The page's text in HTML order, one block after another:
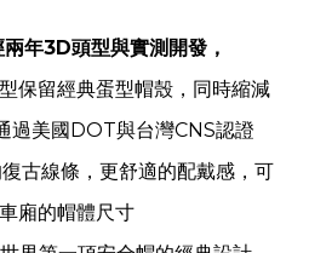
年3D頭型與實測開發，
保留經典蛋型帽殼，同時縮減
過美國DOT與台灣CNS認證
古線條，更舒適的配戴感，可
廂的帽體尺寸